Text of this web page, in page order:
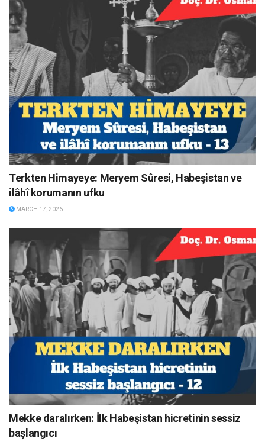
Terkten Himayeye: Meryem Sûresi, Habeşistan ve
ilâhî korumanın ufku
MARCH 17, 2026
Mekke daralırken: İlk Habeşistan hicretinin sessiz
başlangıcı